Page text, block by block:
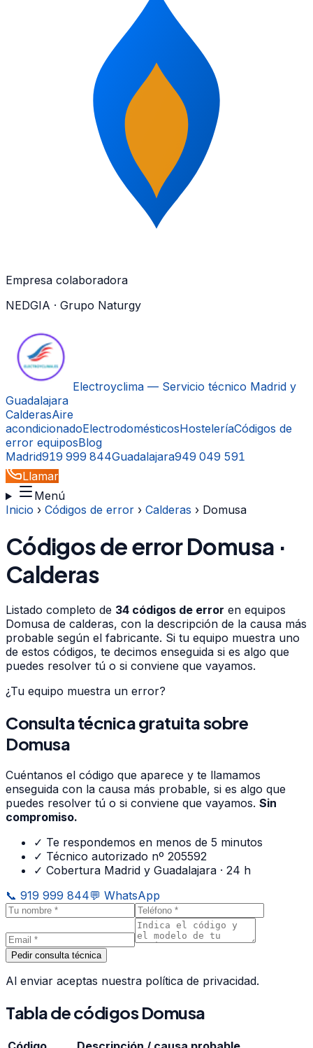
Empresa colaboradora
NEDGIA · Grupo Naturgy
Electroyclima — Servicio técnico Madrid y
Guadalajara
CalderasAire
acondicionadoElectrodomésticosHosteleríaCódigos de
error equiposBlog
Madrid919 999 844Guadalajara949 049 591
Llamar
Menú
Inicio › Códigos de error › Calderas › Domusa
Códigos de errorDomusa ·
Calderas
Listado completo de 34 códigos de error en equipos
Domusa de calderas, con la descripción de la causa más
probable según el fabricante. Si tu equipo muestra uno
de estos códigos, te decimos enseguida si es algo que
puedes resolver tú o si conviene que vayamos.
¿Tu equipo muestra un error?
Consulta técnica gratuitasobre
Domusa
Cuéntanos el código que aparece y te llamamos
enseguida con la causa más probable, si es algo que
puedes resolver tú o si conviene que vayamos. Sin
compromiso.
✓ Te respondemos en menos de 5 minutos
✓ Técnico autorizado nº 205592
✓ Cobertura Madrid y Guadalajara · 24 h
📞 919 999 844💬 WhatsApp
Pedir consulta técnica
Al enviar aceptas nuestra política de privacidad.
Tabla de códigosDomusa